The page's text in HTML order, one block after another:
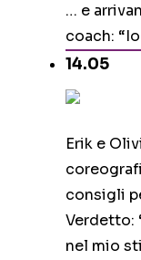
… e
coach:
14.05
Erik e
consigli
Verdetto:
nel mio